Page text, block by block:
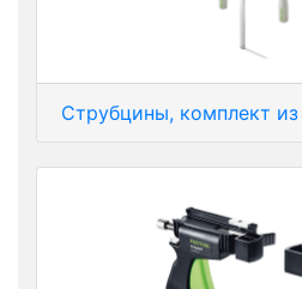
Струбцины, комплект